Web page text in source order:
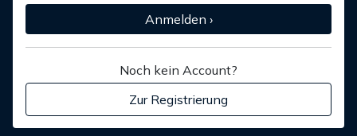
Anmelden ›
Noch kein Account?
Zur Registrierung